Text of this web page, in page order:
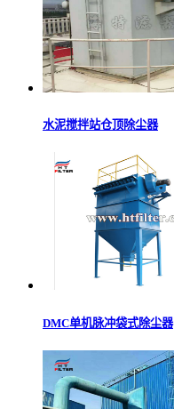
水泥搅拌站仓顶除尘器
DMC单机脉冲袋式除尘器